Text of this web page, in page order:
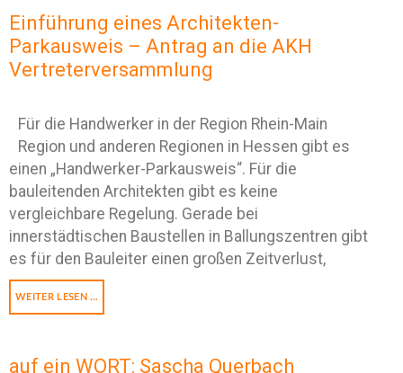
Einführung eines Architekten-
Parkausweis – Antrag an die AKH
Vertreterversammlung
Für die Handwerker in der Region Rhein-Main
Region und anderen Regionen in Hessen gibt es
einen „Handwerker-Parkausweis“. Für die
bauleitenden Architekten gibt es keine
vergleichbare Regelung. Gerade bei
innerstädtischen Baustellen in Ballungszentren gibt
es für den Bauleiter einen großen Zeitverlust,
WEITER LESEN …
auf ein WORT: Sascha Querbach